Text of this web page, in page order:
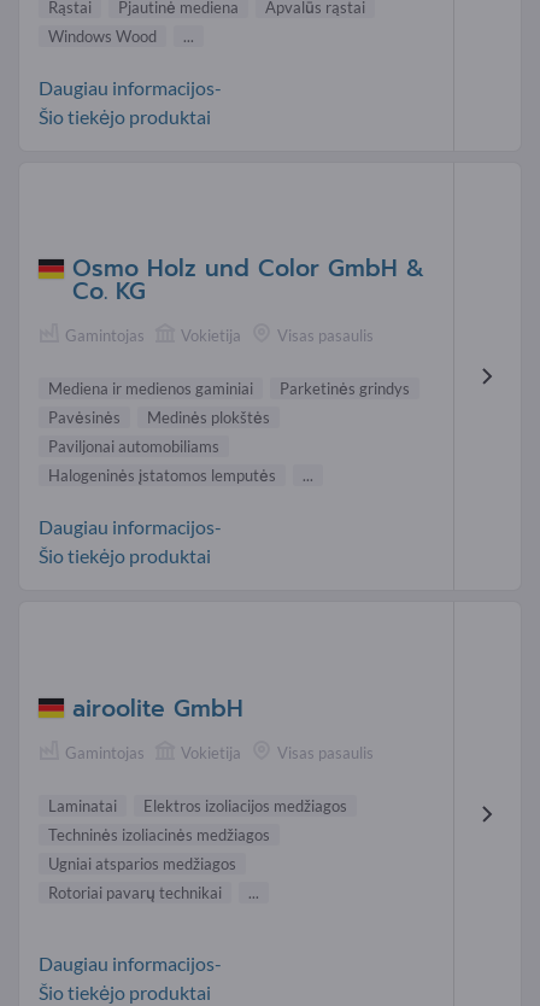
Rąstai
Pjautinė mediena
Apvalūs rąstai
Windows Wood
...
Daugiau informacijos-
Šio tiekėjo produktai
Osmo Holz und Color GmbH &
Co. KG
Gamintojas Vokietija Visas pasaulis
Mediena ir medienos gaminiai
Parketinės grindys
Pavėsinės
Medinės plokštės
Paviljonai automobiliams
Halogeninės įstatomos lemputės
...
Daugiau informacijos-
Šio tiekėjo produktai
airoolite GmbH
Gamintojas Vokietija Visas pasaulis
Laminatai
Elektros izoliacijos medžiagos
Techninės izoliacinės medžiagos
Ugniai atsparios medžiagos
Rotoriai pavarų technikai
...
Daugiau informacijos-
Šio tiekėjo produktai